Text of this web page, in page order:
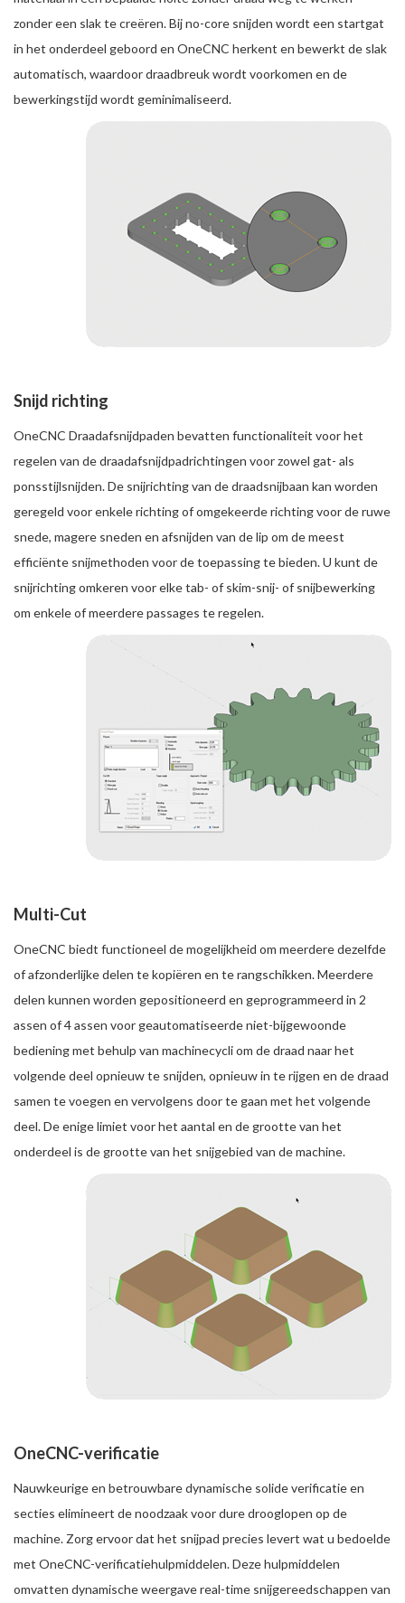
zonder een slak te creëren. Bij no-core snijden wordt een startgat
in het onderdeel geboord en OneCNC herkent en bewerkt de slak
automatisch, waardoor draadbreuk wordt voorkomen en de
bewerkingstijd wordt geminimaliseerd.
Snijd richting
OneCNC Draadafsnijdpaden bevatten functionaliteit voor het
regelen van de draadafsnijdpadrichtingen voor zowel gat- als
ponsstijlsnijden. De snijrichting van de draadsnijbaan kan worden
geregeld voor enkele richting of omgekeerde richting voor de ruwe
snede, magere sneden en afsnijden van de lip om de meest
efficiënte snijmethoden voor de toepassing te bieden. U kunt de
snijrichting omkeren voor elke tab- of skim-snij- of snijbewerking
om enkele of meerdere passages te regelen.
Multi-Cut
OneCNC biedt functioneel de mogelijkheid om meerdere dezelfde
of afzonderlijke delen te kopiëren en te rangschikken. Meerdere
delen kunnen worden gepositioneerd en geprogrammeerd in 2
assen of 4 assen voor geautomatiseerde niet-bijgewoonde
bediening met behulp van machinecycli om de draad naar het
volgende deel opnieuw te snijden, opnieuw in te rijgen en de draad
samen te voegen en vervolgens door te gaan met het volgende
deel. De enige limiet voor het aantal en de grootte van het
onderdeel is de grootte van het snijgebied van de machine.
OneCNC-verificatie
Nauwkeurige en betrouwbare dynamische solide verificatie en
secties elimineert de noodzaak voor dure drooglopen op de
machine. Zorg ervoor dat het snijpad precies levert wat u bedoelde
met OneCNC-verificatiehulpmiddelen. Deze hulpmiddelen
omvatten dynamische weergave real-time snijgereedschappen van